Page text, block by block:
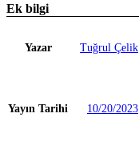
Ek bilgi
Yazar Tuğrul Çelik
Yayın Tarihi 10/20/2023